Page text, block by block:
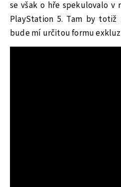
se však o hře spekulovalo v
PlayStation 5. Tam by
bude mí určitou formu